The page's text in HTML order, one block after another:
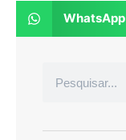
WhatsApp